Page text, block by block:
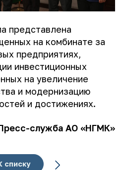
представлена
на комбинате за
предприятиях,
инвестиционных
на увеличение
и модернизацию
и достижениях.
служба АО «НГМК»
списку